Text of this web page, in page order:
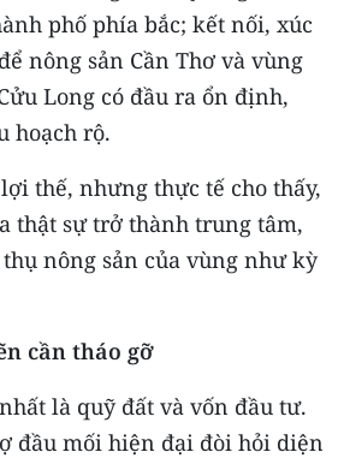
Bộ và Tây
Long
Nội
phố phía bắc; kết nối, xúc
nông sản Cần Thơ và vùng
Long có đầu ra ổn định,
hoạch rộ.
thế, nhưng thực tế cho thấy,
thật sự trở thành trung tâm,
nông sản của vùng như kỳ
cần tháo gỡ
là quỹ đất và vốn đầu tư.
đầu mối hiện đại đòi hỏi diện